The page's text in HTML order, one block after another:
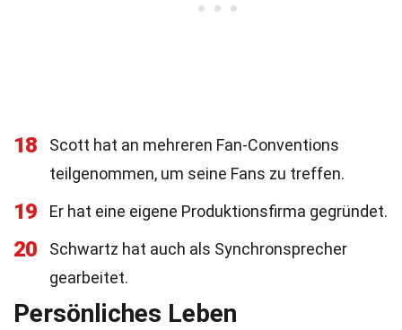
18
Scott hat an mehreren Fan-Conventions
teilgenommen, um seine Fans zu treffen.
19 Er hat eine eigene Produktionsfirma gegründet.
20
Schwartz hat auch als Synchronsprecher
gearbeitet.
Persönliches Leben